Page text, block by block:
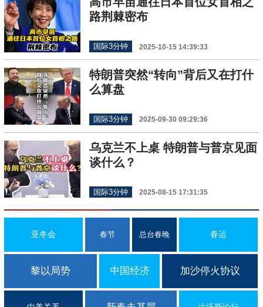
路荆棘密布
国际3分钟 2025-10-15 14:39:33
特朗普突然“转向”背后又在打什
么算盘
国际3分钟 2025-09-30 09:29:36
乌克兰不上桌 特朗普与普京见面
谈什么？
国际3分钟 2025-08-15 17:31:35
亚冬会 春节 总台春晚 春运
黎以局势 中国经济 加沙停火协议